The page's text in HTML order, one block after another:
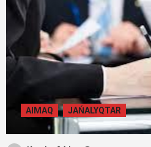
AIMAQ JAŃALYQTAR